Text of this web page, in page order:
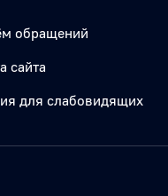
обращений
сайта
для слабовидящих